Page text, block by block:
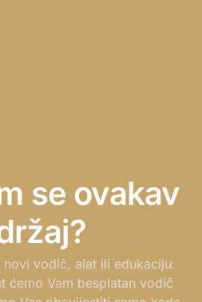
se ovakav
vodič, alat ili edukaciju.
ćemo Vam besplatan vodič